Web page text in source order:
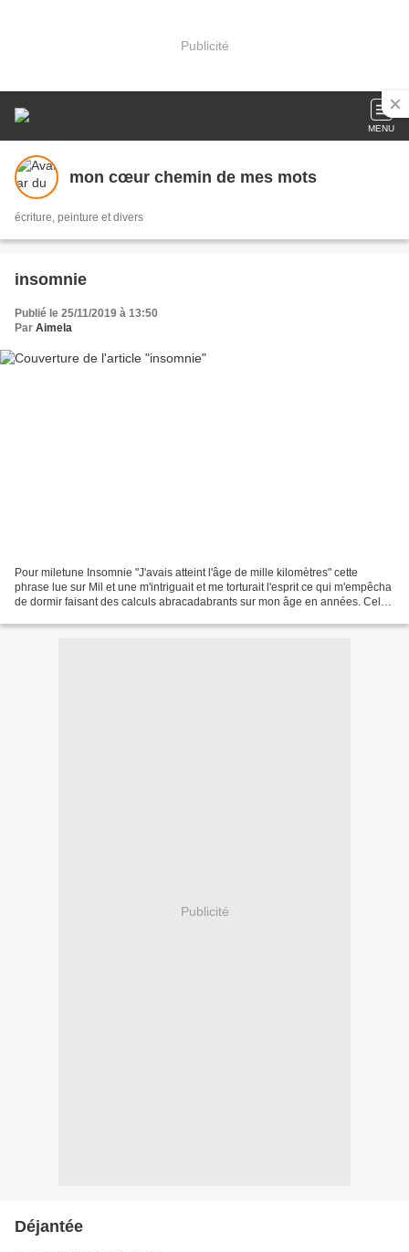
Publicité
MENU
mon cœur chemin de mes mots
écriture, peinture et divers
insomnie
Publié le 25/11/2019 à 13:50
Par Aimela
Pour miletune Insomnie "J'avais atteint l'âge de mille kilomètres" cette
phrase lue sur Mil et une m'intriguait et me torturait l'esprit ce qui m'empêcha
de dormir faisant des calculs abracadabrants sur mon âge en années. Cela
Publicité
Déjantée